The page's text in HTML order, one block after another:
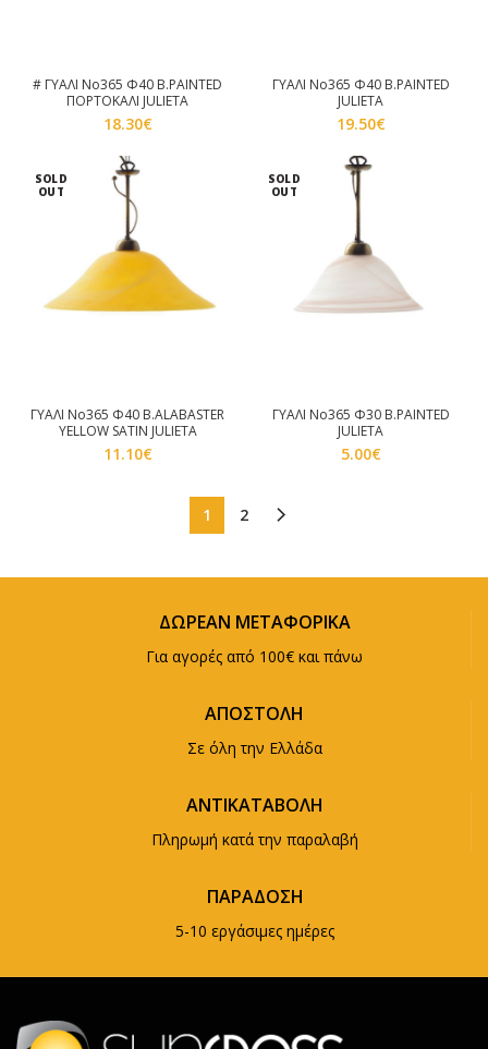
# ΓΥΑΛΙ Νο365 Φ40 B.PAINTED
ΠΟΡΤΟΚΑΛΙ JULIETA
18.30€
ΓΥΑΛΙ Νο365 Φ40 B.PAINTED
JULIETA
19.50€
SOLD
OUT
ΓΥΑΛΙ Νο365 Φ40 B.ALABASTER
YELLOW SATIN JULIETA
11.10€
SOLD
OUT
ΓΥΑΛΙ Νο365 Φ30 B.PAINTED
JULIETA
5.00€
1 2
ΔΩΡΕΑΝ ΜΕΤΑΦΟΡΙΚΑ
Για αγορές από 100€ και πάνω
ΑΠΟΣΤΟΛΗ
Σε όλη την Ελλάδα
ΑΝΤΙΚΑΤΑΒΟΛΗ
Πληρωμή κατά την παραλαβή
ΠΑΡΑΔΟΣΗ
5-10 εργάσιμες ημέρες